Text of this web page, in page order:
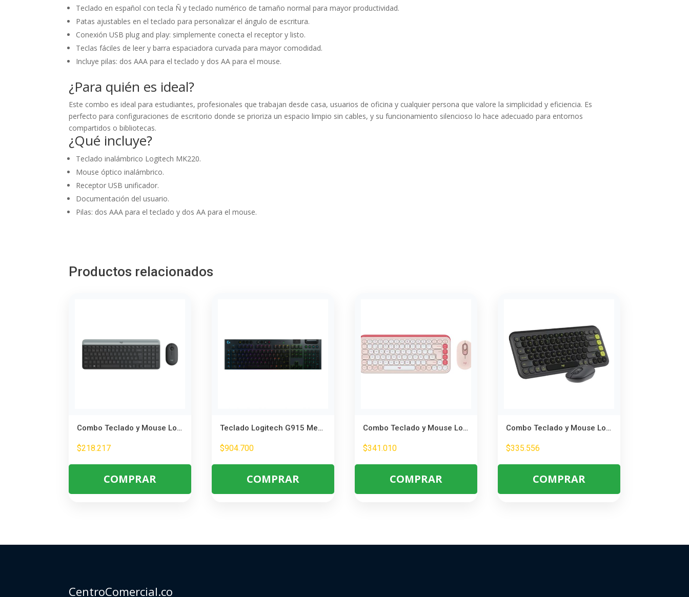
Teclado en español con tecla Ñ y teclado numérico de tamaño normal para mayor productividad.
Patas ajustables en el teclado para personalizar el ángulo de escritura.
Conexión USB plug and play: simplemente conecta el receptor y listo.
Teclas fáciles de leer y barra espaciadora curvada para mayor comodidad.
Incluye pilas: dos AAA para el teclado y dos AA para el mouse.
¿Para quién es ideal?
Este combo es ideal para estudiantes, profesionales que trabajan desde casa, usuarios de oficina y cualquier persona que valore la simplicidad y eficiencia. Es
perfecto para configuraciones de escritorio donde se prioriza un espacio limpio sin cables, y su funcionamiento silencioso lo hace adecuado para entornos
compartidos o bibliotecas.
¿Qué incluye?
Teclado inalámbrico Logitech MK220.
Mouse óptico inalámbrico.
Receptor USB unificador.
Documentación del usuario.
Pilas: dos AAA para el teclado y dos AA para el mouse.
Productos relacionados
Combo Teclado y Mouse Logitech MK470 Slim Inalámbricos – Minimalista y Silencioso
$218.217
COMPRAR
Teclado Logitech G915 Mecánico Inalámbrico RGB – Gaming Profesional
$904.700
COMPRAR
Combo Teclado y Mouse Logitech POP Icon Rosado y Blanco
$341.010
COMPRAR
Combo Teclado y Mouse Logitech Pop Icon Grafito – Estilo y Personalización Inalámbrica
$335.556
COMPRAR
CentroComercial.co